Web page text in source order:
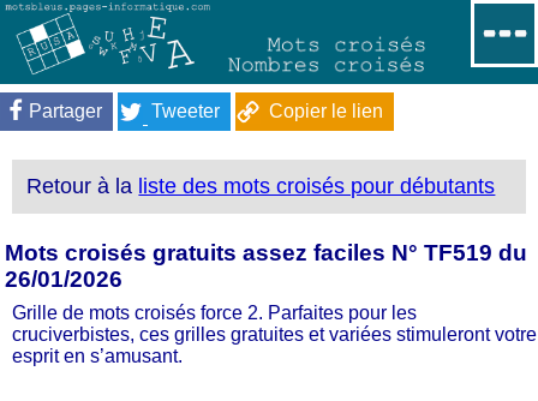
Partager Tweeter Copier le lien
Retour à la liste des mots croisés pour débutants
Mots croisés gratuits assez faciles N° TF519 du
26/01/2026
Grille de mots croisés force 2. Parfaites pour les
cruciverbistes, ces grilles gratuites et variées stimuleront votre
esprit en s’amusant.